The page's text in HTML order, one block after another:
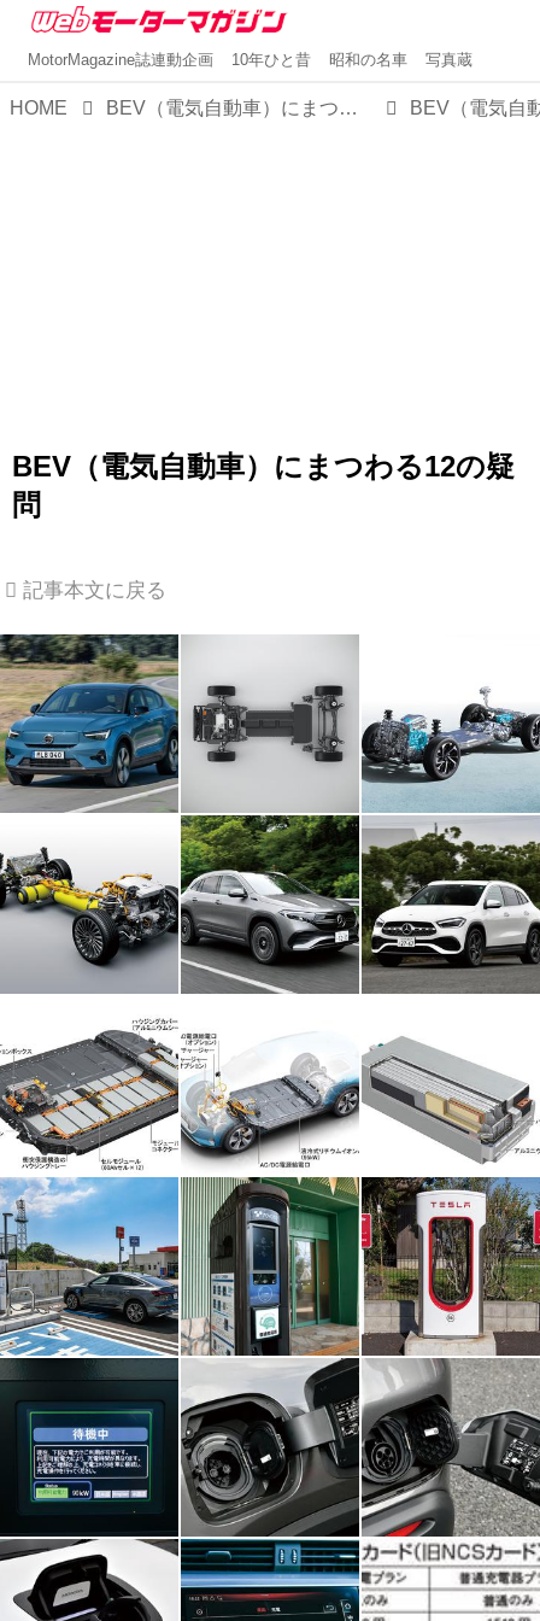
MotorMagazine誌連動企画 10年ひと昔 昭和の名車 写真蔵
HOME BEV（電気自動車）にまつわる12の疑問
BEV（電気自動車）にまつわる12の疑
問
記事本文に戻る